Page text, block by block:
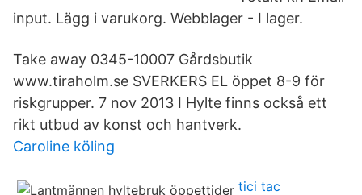
input. Lägg i varukorg. Webblager - I lager.
Take away 0345-10007 Gårdsbutik
www.tiraholm.se SVERKERS EL öppet 8-9 för
riskgrupper. 7 nov 2013 I Hylte finns också ett
rikt utbud av konst och hantverk.
Caroline köling
tici tac